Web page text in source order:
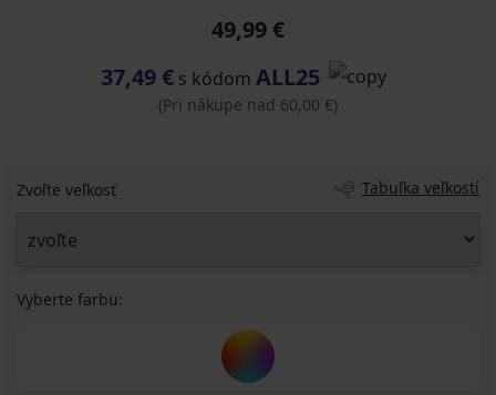
49,99 €
37,49 € s kódom ALL25
(Pri nákupe nad 60,00 €)
Zvoľte veľkosť Tabuľka veľkostí
Vyberte farbu: